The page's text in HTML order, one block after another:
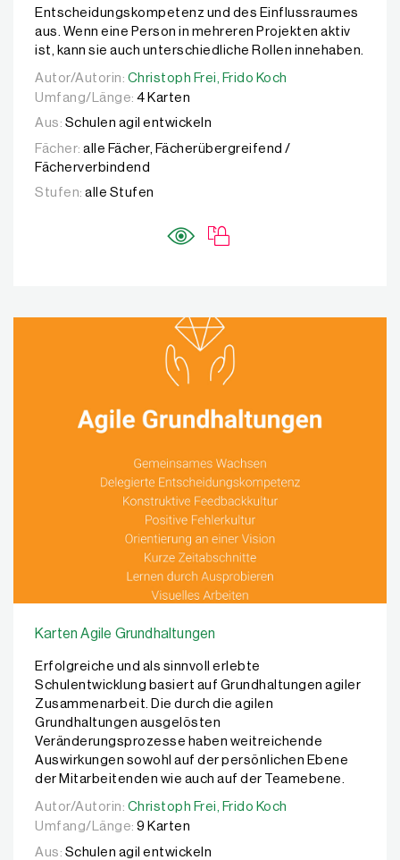
Entscheidungskompetenz und des Einflussraumes
aus. Wenn eine Person in mehreren Projekten aktiv
ist, kann sie auch unterschiedliche Rollen innehaben.
Autor/Autorin: Christoph Frei, Frido Koch
Autor/Autorin: Christoph Frei,
Frido Koch
Umfang/Länge: 4 Karten
Aus: Schulen agil entwickeln
Fächer: alle Fächer, Fächerübergreifend /
Fächerverbindend
Stufen: alle Stufen
Karten Agile Grundhaltungen
Erfolgreiche und als sinnvoll erlebte
Schulentwicklung basiert auf Grundhaltungen agiler
Zusammenarbeit. Die durch die agilen
Grundhaltungen ausgelösten
Veränderungsprozesse haben weitreichende
Auswirkungen sowohl auf der persönlichen Ebene
der Mitarbeitenden wie auch auf der Teamebene.
Autor/Autorin: Christoph Frei, Frido Koch
Autor/Autorin: Christoph Frei, Frido Koch
Umfang/Länge: 9 Karten
Aus: Schulen agil entwickeln